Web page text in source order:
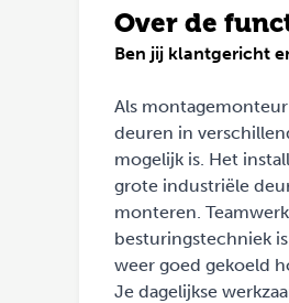
Over de
Ben jij klantgericht
Als
deuren in
mogelijk is. Het
grote industriële
monteren.
besturingstechniek
weer goed gekoeld
Je dagelijkse